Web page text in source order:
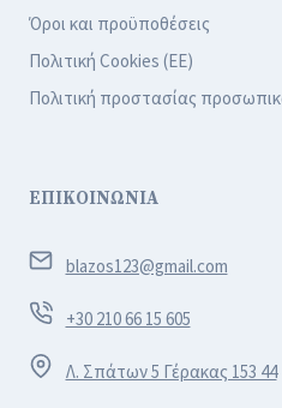
Όροι και προϋποθέσεις
Πολιτική Cookies (ΕΕ)
Πολιτική προστασίας
ΕΠΙΚΟΙΝΩΝΙΑ
blazos123@gmail.com
+30 210 66 15 605
Λ. Σπάτων 5 Γέρακας 153 44